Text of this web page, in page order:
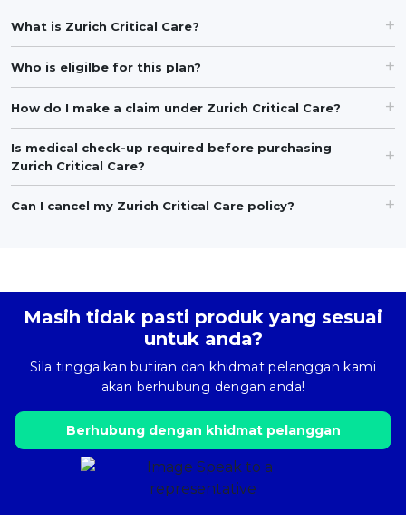
What is Zurich Critical Care?
Who is eligilbe for this plan?
How do I make a claim under Zurich Critical Care?
Is medical check-up required before purchasing
Zurich Critical Care?
Can I cancel my Zurich Critical Care policy?
Masih tidak pasti produk yang sesuai
untuk anda?
Sila tinggalkan butiran dan khidmat pelanggan kami
akan berhubung dengan anda!
Berhubung dengan khidmat pelanggan